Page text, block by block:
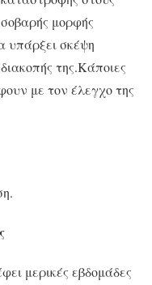
μορφής
υπάρξει σκέψη
της.Κάποιες
με τον έλεγχο της
μερικές εβδομάδες